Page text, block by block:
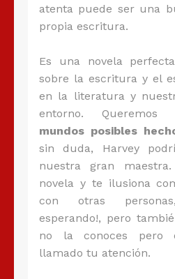
atenta puede ser una
propia escritura.
Es una novela
sobre la escritura y el
en la literatura y
entorno. Queremos
mundos posibles
sin duda, Harvey
nuestra gran
novela y te ilusiona
con otras
esperando!, pero
no la conoces pero
llamado tu atención.